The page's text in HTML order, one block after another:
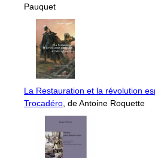
Pauquet
La Restauration et la révolution
Trocadéro, de Antoine Roquette